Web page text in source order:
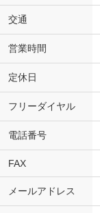
交通
営業時間
定休日
フリーダイヤル
電話番号
FAX
メールアドレス